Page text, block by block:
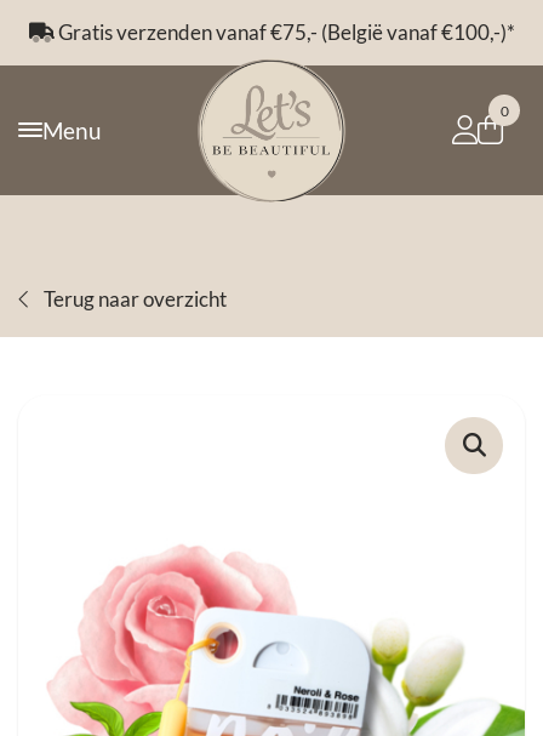
Gratis verzenden vanaf €75,- (België vanaf €100,-)*
Menu
0
Terug naar overzicht